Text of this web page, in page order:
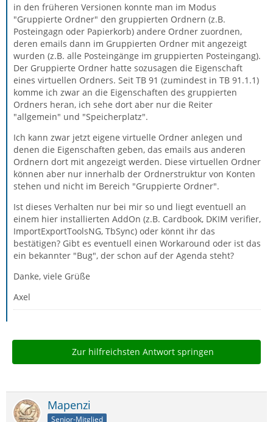
in den früheren Versionen konnte man im Modus
"Gruppierte Ordner" den gruppierten Ordnern (z.B.
Posteingagn oder Papierkorb) andere Ordner zuordnen,
deren emails dann im Gruppierten Ordner mit angezeigt
wurden (z.B. alle Posteingänge im gruppierten Posteingang).
Der Gruppierte Ordner hatte sozusagen die Eigenschaft
eines virtuellen Ordners. Seit TB 91 (zumindest in TB 91.1.1)
komme ich zwar an die Eigenschaften des gruppierten
Ordners heran, ich sehe dort aber nur die Reiter
"allgemein" und "Speicherplatz".
Ich kann zwar jetzt eigene virtuelle Ordner anlegen und
denen die Eigenschaften geben, das emails aus anderen
Ordnern dort mit angezeigt werden. Diese virtuellen Ordner
können aber nur innerhalb der Ordnerstruktur von Konten
stehen und nicht im Bereich "Gruppierte Ordner".
Ist dieses Verhalten nur bei mir so und liegt eventuell an
einem hier installierten AddOn (z.B. Cardbook, DKIM verifier,
ImportExportToolsNG, TbSync) oder könnt ihr das
bestätigen? Gibt es eventuell einen Workaround oder ist das
ein bekannter "Bug", der schon auf der Agenda steht?
Danke, viele Grüße
Axel
Zur hilfreichsten Antwort springen
Mapenzi
Senior-Mitglied